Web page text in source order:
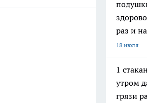
раз и
18 июля
1
утром
грязи